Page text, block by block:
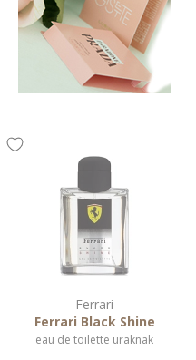
Ferrari
Ferrari Black Shine
eau de toilette uraknak